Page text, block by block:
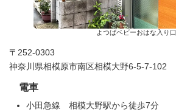
よつばベビーおはな入り口
〒252-0303
神奈川県相模原市南区相模大野6-5-7-102
電車
小田急線 相模大野駅から徒歩7分